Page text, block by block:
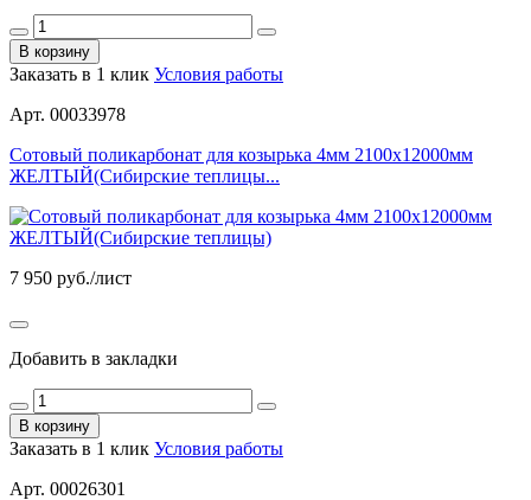
В корзину
Заказать в 1 клик Условия работы
Арт. 00033978
Сотовый поликарбонат для козырька 4мм 2100х12000мм
ЖЕЛТЫЙ(Сибирские теплицы...
7 950 руб./лист
Добавить в закладки
В корзину
Заказать в 1 клик Условия работы
Арт. 00026301